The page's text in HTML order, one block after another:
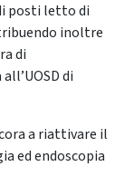
posti letto di
inoltre
di
di
a riattivare il
ed endoscopia